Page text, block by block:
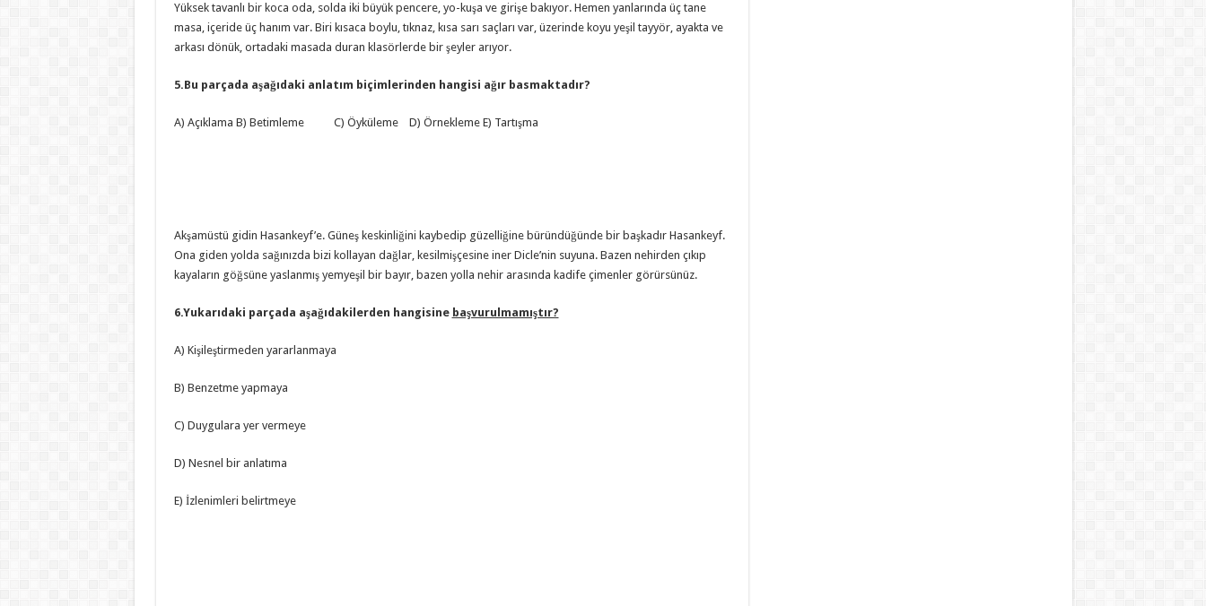
Yüksek tavanlı bir koca oda, solda iki büyük pencere, yo-kuşa ve girişe bakıyor. Hemen yanlarında üç tane
masa, içeride üç hanım var. Biri kısaca boylu, tıknaz, kısa sarı saçları var, üzerinde koyu yeşil tayyör, ayakta ve
arkası dönük, ortadaki masada duran klasörlerde bir şeyler arıyor.
5.Bu parçada aşağıdaki anlatım biçimlerinden hangisi ağır basmaktadır?
A) Açıklama B) Betimleme C) Öyküleme D) Örnekleme E) Tartışma
Akşamüstü gidin Hasankeyf’e. Güneş keskinliğini kaybedip güzelliğine büründüğünde bir başkadır Hasankeyf.
Ona giden yolda sağınızda bizi kollayan dağlar, kesilmişçesine iner Dicle’nin suyuna. Bazen nehirden çıkıp
kayaların göğsüne yaslanmış yemyeşil bir bayır, bazen yolla nehir arasında kadife çimenler görürsünüz.
6.Yukarıdaki parçada aşağıdakilerden hangisine başvurulmamıştır?
A) Kişileştirmeden yararlanmaya
B) Benzetme yapmaya
C) Duygulara yer vermeye
D) Nesnel bir anlatıma
E) İzlenimleri belirtmeye